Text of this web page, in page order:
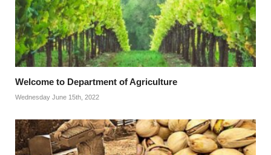
Welcome to Department of Agriculture
Wednesday June 15th, 2022